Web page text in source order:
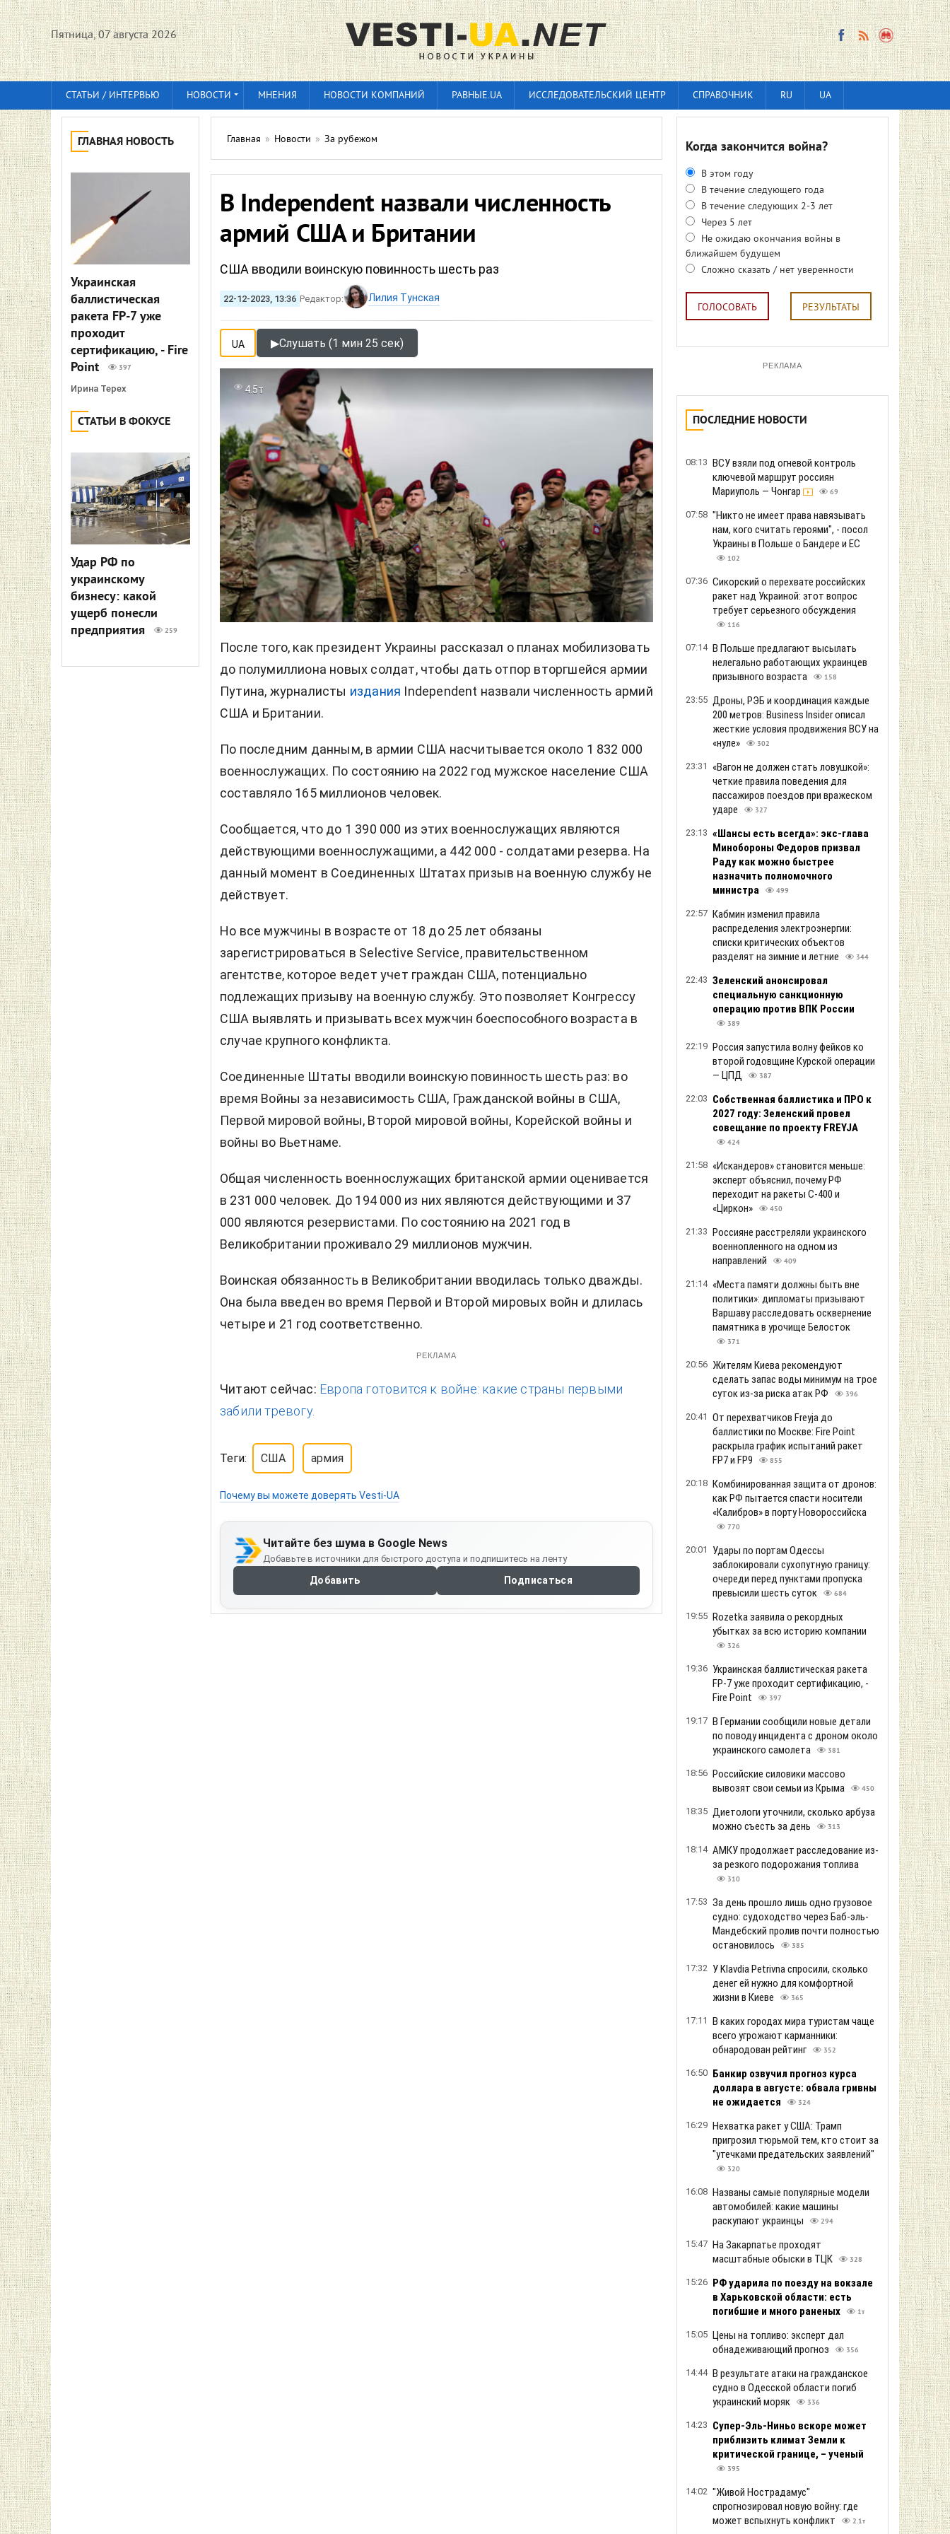
Пятница, 07 августа 2026
СТАТЬИ / ИНТЕРВЬЮ НОВОСТИ МНЕНИЯ НОВОСТИ КОМПАНИЙ РАВНЫЕ.UA ИССЛЕДОВАТЕЛЬСКИЙ ЦЕНТР СПРАВОЧНИК RU UA
ГЛАВНАЯ НОВОСТЬ
Украинская
баллистическая
ракета FP-7 уже
проходит
сертификацию, - Fire
Point
397
Ирина Терех
СТАТЬИ В ФОКУСЕ
Удар РФ по
украинскому
бизнесу: какой
ущерб понесли
предприятия
259
Главная » Новости » За рубежом
В Independent назвали численность
армий США и Британии
США вводили воинскую повинность шесть раз
22-12-2023, 13:36 Редактор: Лилия Тунская
UA ▶Слушать (1 мин 25 сек)
4.5т
После того, как президент Украины рассказал о планах мобилизовать
до полумиллиона новых солдат, чтобы дать отпор вторгшейся армии
Путина, журналисты издания Independent назвали численность армий
США и Британии.
По последним данным, в армии США насчитывается около 1 832 000
военнослужащих. По состоянию на 2022 год мужское население США
составляло 165 миллионов человек.
Сообщается, что до 1 390 000 из этих военнослужащих являются
действующими военнослужащими, а 442 000 - солдатами резерва. На
данный момент в Соединенных Штатах призыв на военную службу не
действует.
Но все мужчины в возрасте от 18 до 25 лет обязаны
зарегистрироваться в Selective Service, правительственном
агентстве, которое ведет учет граждан США, потенциально
подлежащих призыву на военную службу. Это позволяет Конгрессу
США выявлять и призывать всех мужчин боеспособного возраста в
случае крупного конфликта.
Соединенные Штаты вводили воинскую повинность шесть раз: во
время Войны за независимость США, Гражданской войны в США,
Первой мировой войны, Второй мировой войны, Корейской войны и
войны во Вьетнаме.
Общая численность военнослужащих британской армии оценивается
в 231 000 человек. До 194 000 из них являются действующими и 37
000 являются резервистами. По состоянию на 2021 год в
Великобритании проживало 29 миллионов мужчин.
Воинская обязанность в Великобритании вводилась только дважды.
Она была введен во время Первой и Второй мировых войн и длилась
четыре и 21 год соответственно.
РЕКЛАМА
Читают сейчас: Европа готовится к войне: какие страны первыми
забили тревогу.
Теги: США армия
Почему вы можете доверять Vesti-UA
Читайте без шума в Google News
Добавьте в источники для быстрого доступа и подпишитесь на ленту
Добавить Подписаться
Когда закончится война?
В этом году
В течение следующего года
В течение следующих 2-3 лет
Через 5 лет
Не ожидаю окончания войны в
ближайшем будущем
Сложно сказать / нет уверенности
ГОЛОСОВАТЬ РЕЗУЛЬТАТЫ
РЕКЛАМА
ПОСЛЕДНИЕ НОВОСТИ
08:13 ВСУ взяли под огневой контроль
ключевой маршрут россиян
Мариуполь — Чонгар
69
07:58 "Никто не имеет права навязывать
нам, кого считать героями", - посол
Украины в Польше о Бандере и ЕС
102
07:36 Сикорский о перехвате российских
ракет над Украиной: этот вопрос
требует серьезного обсуждения
116
07:14 В Польше предлагают высылать
нелегально работающих украинцев
призывного возраста
158
23:55 Дроны, РЭБ и координация каждые
200 метров: Business Insider описал
жесткие условия продвижения ВСУ на
«нуле»
302
23:31
«Вагон не должен стать ловушкой»:
четкие правила поведения для
пассажиров поездов при вражеском
ударе
327
23:13 «Шансы есть всегда»: экс-глава
Минобороны Федоров призвал
Раду как можно быстрее
назначить полномочного
министра
499
22:57 Кабмин изменил правила
распределения электроэнергии:
списки критических объектов
разделят на зимние и летние
344
22:43 Зеленский анонсировал
специальную санкционную
операцию против ВПК России
389
22:19 Россия запустила волну фейков ко
второй годовщине Курской операции
— ЦПД
387
22:03 Собственная баллистика и ПРО к
2027 году: Зеленский провел
совещание по проекту FREYJA
424
21:58 «Искандеров» становится меньше:
эксперт объяснил, почему РФ
переходит на ракеты С-400 и
«Циркон»
450
21:33 Россияне расстреляли украинского
военнопленного на одном из
направлений
409
21:14 «Места памяти должны быть вне
политики»: дипломаты призывают
Варшаву расследовать осквернение
памятника в урочище Белосток
371
20:56 Жителям Киева рекомендуют
сделать запас воды минимум на трое
суток из-за риска атак РФ
396
20:41 От перехватчиков Freyja до
баллистики по Москве: Fire Point
раскрыла график испытаний ракет
FP7 и FP9
855
20:18 Комбинированная защита от дронов:
как РФ пытается спасти носители
«Калибров» в порту Новороссийска
770
20:01
Удары по портам Одессы
заблокировали сухопутную границу:
очереди перед пунктами пропуска
превысили шесть суток
684
19:55 Rozetka заявила о рекордных
убытках за всю историю компании
326
19:36 Украинская баллистическая ракета
FP-7 уже проходит сертификацию, -
Fire Point
397
19:17 В Германии сообщили новые детали
по поводу инцидента с дроном около
украинского самолета
381
18:56 Российские силовики массово
вывозят свои семьи из Крыма
450
18:35 Диетологи уточнили, сколько арбуза
можно съесть за день
313
18:14 АМКУ продолжает расследование из-
за резкого подорожания топлива
310
17:53 За день прошло лишь одно грузовое
судно: судоходство через Баб-эль-
Мандебский пролив почти полностью
остановилось
385
17:32 У Klavdia Petrivna спросили, сколько
денег ей нужно для комфортной
жизни в Киеве
365
17:11 В каких городах мира туристам чаще
всего угрожают карманники:
обнародован рейтинг
352
16:50 Банкир озвучил прогноз курса
доллара в августе: обвала гривны
не ожидается
324
16:29 Нехватка ракет у США: Трамп
пригрозил тюрьмой тем, кто стоит за
"утечками предательских заявлений"
320
16:08 Названы самые популярные модели
автомобилей: какие машины
раскупают украинцы
294
15:47 На Закарпатье проходят
масштабные обыски в ТЦК
328
15:26 РФ ударила по поезду на вокзале
в Харьковской области: есть
погибшие и много раненых
1т
15:05 Цены на топливо: эксперт дал
обнадеживающий прогноз
356
14:44 В результате атаки на гражданское
судно в Одесской области погиб
украинский моряк
336
14:23 Супер-Эль-Ниньо вскоре может
приблизить климат Земли к
критической границе, – ученый
395
14:02 "Живой Нострадамус"
спрогнозировал новую войну: где
может вспыхнуть конфликт
2.1т